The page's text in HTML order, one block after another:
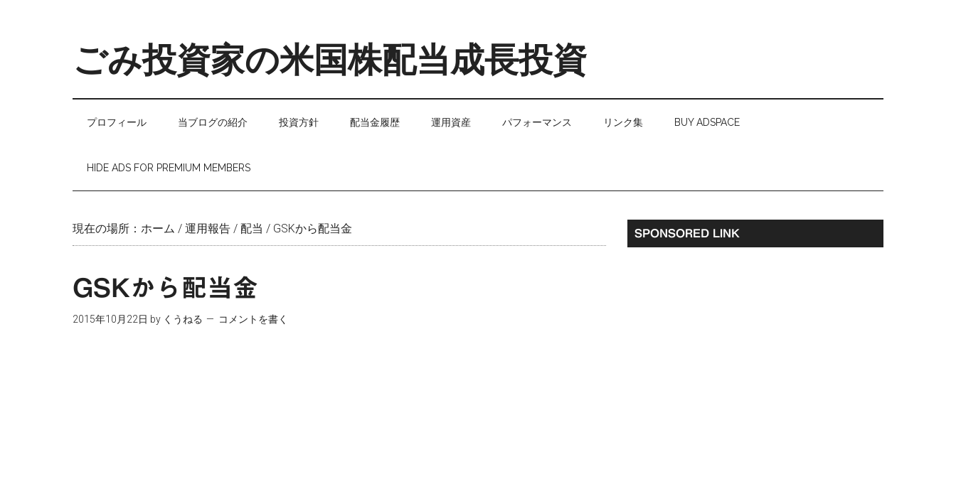
ごみ投資家の米国株配当成長投資
プロフィール 当ブログの紹介 投資方針 配当金履歴 運用資産 パフォーマンス リンク集 BUY ADSPACE
HIDE ADS FOR PREMIUM MEMBERS
現在の場所： ホーム / 運用報告 / 配当 / GSKから配当金
GSKから配当金
2015年10月22日 by くうねる コメントを書く
最
SPONSORED LINK